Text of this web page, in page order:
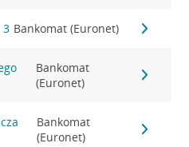
3 Bankomat (Euronet)
Bankomat
(Euronet)
Bankomat
(Euronet)